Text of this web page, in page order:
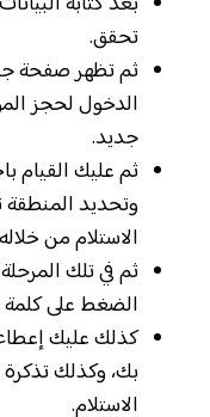
تحقق.
ثم تظهر صفحة
الدخول لحجز
جديد.
ثم عليك القيام
وتحديد
الاستلام من
ثم في تلك
الضغط على كلمة
كذلك عليك
بك، وكذلك
الاستلام.